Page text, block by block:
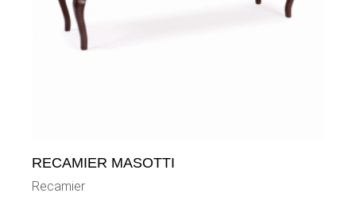
RECAMIER MASOTTI
Recamier